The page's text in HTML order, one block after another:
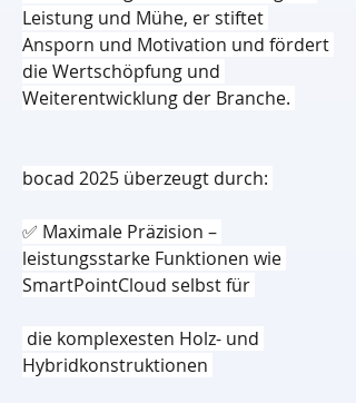
Leistung und Mühe, er stiftet
Ansporn und Motivation und fördert
die Wertschöpfung und
Weiterentwicklung der Branche.
bocad 2025 überzeugt durch:
✅ Maximale Präzision –
leistungsstarke Funktionen wie
SmartPointCloud selbst für
die komplexesten Holz- und
Hybridkonstruktionen